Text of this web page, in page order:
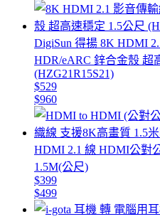
DigiSun 得揚 8K HDMI
HDR/eARC 鋅合金殼 超
(HZG21R15S21)
$529
$960
HDMI 2.1 線 HDMI公對
1.5M(公尺)
$399
$499